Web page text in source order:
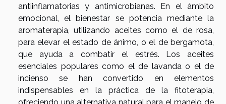
antiinflamatorias y antimicrobianas. En el ámbito
emocional, el bienestar se potencia mediante la
aromaterapia, utilizando aceites como el de rosa,
para elevar el estado de ánimo, o el de bergamota,
que ayuda a combatir el estrés. Los aceites
esenciales populares como el de lavanda o el de
incienso se han convertido en elementos
indispensables en la práctica de la fitoterapia,